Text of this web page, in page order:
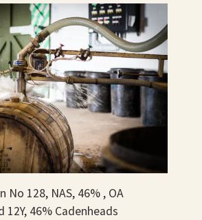
No 128, NAS, 46% , OA
12Y, 46% Cadenheads